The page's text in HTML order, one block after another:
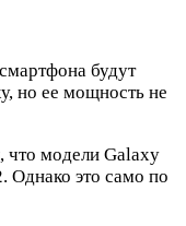
будут
но ее мощность не
что модели Galaxy
Однако это само по